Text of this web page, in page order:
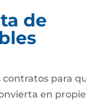
de
contratos para
en